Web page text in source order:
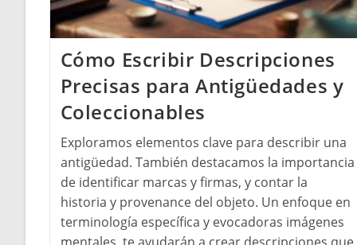
Cómo Escribir Descripciones
Precisas para Antigüedades y
Coleccionables
Exploramos elementos clave para describir una
antigüedad. También destacamos la importancia
de identificar marcas y firmas, y contar la
historia y provenance del objeto. Un enfoque en
terminología específica y evocadoras imágenes